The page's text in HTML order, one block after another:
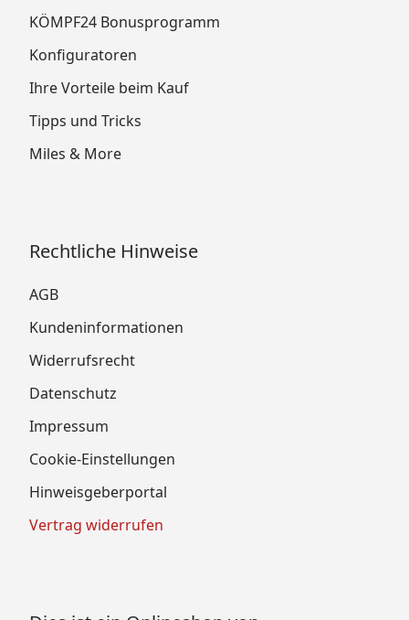
KÖMPF24 Bonusprogramm
Konfiguratoren
Ihre Vorteile beim Kauf
Tipps und Tricks
Miles & More
Rechtliche Hinweise
AGB
Kundeninformationen
Widerrufsrecht
Datenschutz
Impressum
Cookie-Einstellungen
Hinweisgeberportal
Vertrag widerrufen